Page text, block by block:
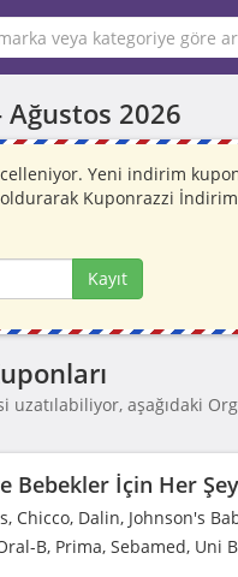
Ağustos 2026
Yeni indirim
Kuponrazzi
Kayıt
uzatılabiliyor, aşağıdaki
Bebekler İçin Her
Chicco, Dalin, Johnson's
B, Prima, Sebamed,